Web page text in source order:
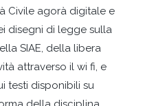
Civile agorà digitale e
disegni di legge sulla
SIAE, della libera
attraverso il wi fi, e
testi disponibili su